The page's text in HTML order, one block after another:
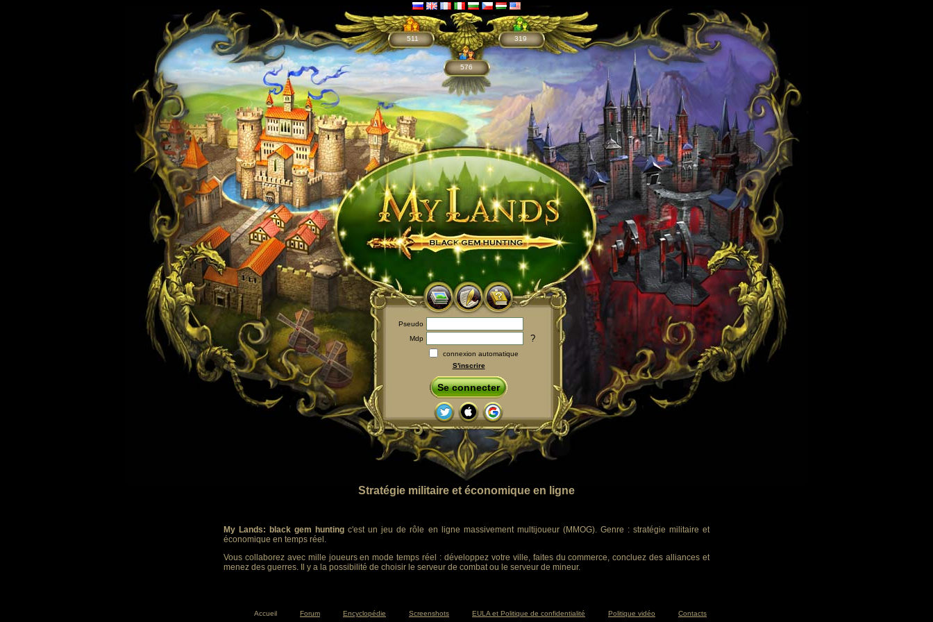
511
576
319
Pseudo
Mdp
?
connexion automatique
S'inscrire
Se connecter
Stratégie militaire et économique en ligne
My Lands: black gem hunting c'est un jeu de rôle en ligne massivement multijoueur (MMOG). Genre : stratégie militaire et
économique en temps réel.
Vous collaborez avec mille joueurs en mode temps réel : développez votre ville, faites du commerce, concluez des alliances et
menez des guerres. Il y a la possibilité de choisir le serveur de combat ou le serveur de mineur.
Accueil Forum Encyclopédie Screenshots EULA et Politique de confidentialité Politique vidéo Contacts